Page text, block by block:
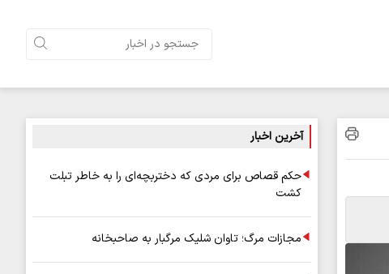
آخرین اخبار
حکم قصاص برای مردی که دختربچه‌ای را به خاطر تبلت
کشت
مجازات مرگ؛ تاوان شلیک مرگبار به صاحبخانه